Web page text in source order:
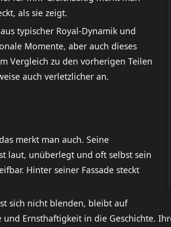
als sie zeigt.
typischer Royal-Dynamik und
Momente, aber auch dieses
Vergleich zu den vorherigen Teilen
auch verletzlicher an.
merkt man auch. Seine
laut, unüberlegt und oft selbst sein
Hinter seiner Fassade steckt
sich nicht blenden, bleibt auf
Ernsthaftigkeit in die Geschichte.